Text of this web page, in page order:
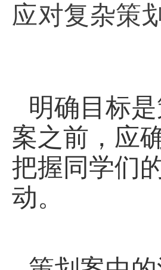
应对复杂策
明确目标
案之前，应
把握同学们
动。